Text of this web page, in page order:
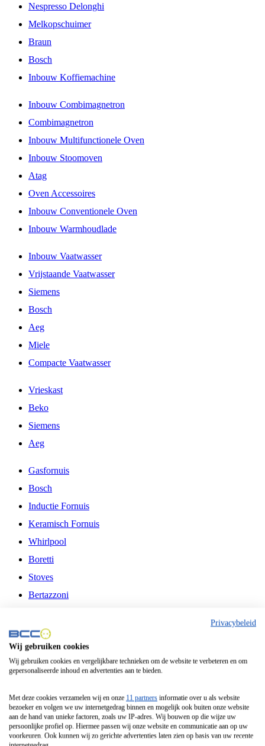
Nespresso Delonghi
Melkopschuimer
Braun
Bosch
Inbouw Koffiemachine
Inbouw Combimagnetron
Combimagnetron
Inbouw Multifunctionele Oven
Inbouw Stoomoven
Atag
Oven Accessoires
Inbouw Conventionele Oven
Inbouw Warmhoudlade
Inbouw Vaatwasser
Vrijstaande Vaatwasser
Siemens
Bosch
Aeg
Miele
Compacte Vaatwasser
Vrieskast
Beko
Siemens
Aeg
Gasfornuis
Bosch
Inductie Fornuis
Keramisch Fornuis
Whirlpool
Boretti
Stoves
Bertazzoni
Fitelli
Airfryer
Frituurpan
Contactgrill
Broodbakmachine
Broodrooster
Privacybeleid
Wij gebruiken cookies
Wij gebruiken cookies en vergelijkbare technieken om de website te verbeteren en om
gepersonaliseerde inhoud en advertenties aan te bieden.
Met deze cookies verzamelen wij en onze 11 partners informatie over u als website
bezoeker en volgen we uw internetgedrag binnen en mogelijk ook buiten onze website
aan de hand van unieke factoren, zoals uw IP-adres. Wij bouwen op die wijze uw
persoonlijke profiel op. Hiermee passen wij onze website en communicatie aan op uw
voorkeuren. Ook kunnen wij zo gerichte advertenties laten zien op basis van uw recente